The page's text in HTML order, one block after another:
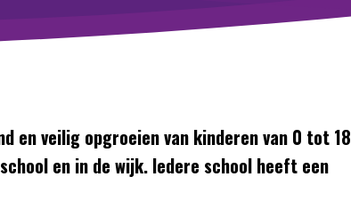
en veilig opgroeien van kinderen van 0 tot 18
en in de wijk. Iedere school heeft een